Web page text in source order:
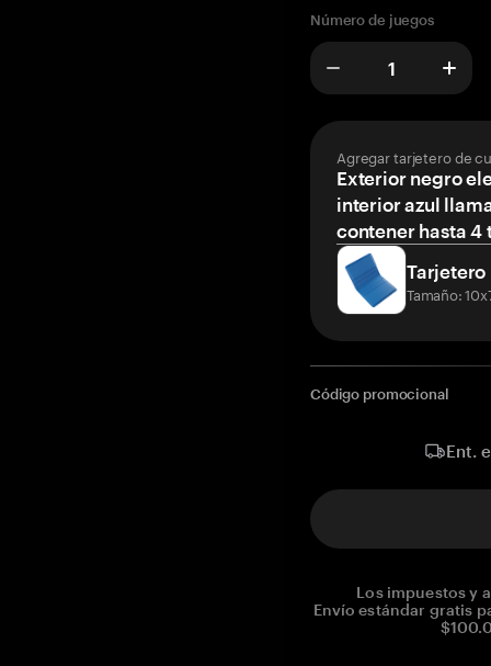
Número de juegos
Agregar tarjetero de
Exterior negro
interior azul
contener hasta 4
Tarjetero
Tamaño:
Código promocional
Ent.
Los impuestos y
Envío estándar gratis